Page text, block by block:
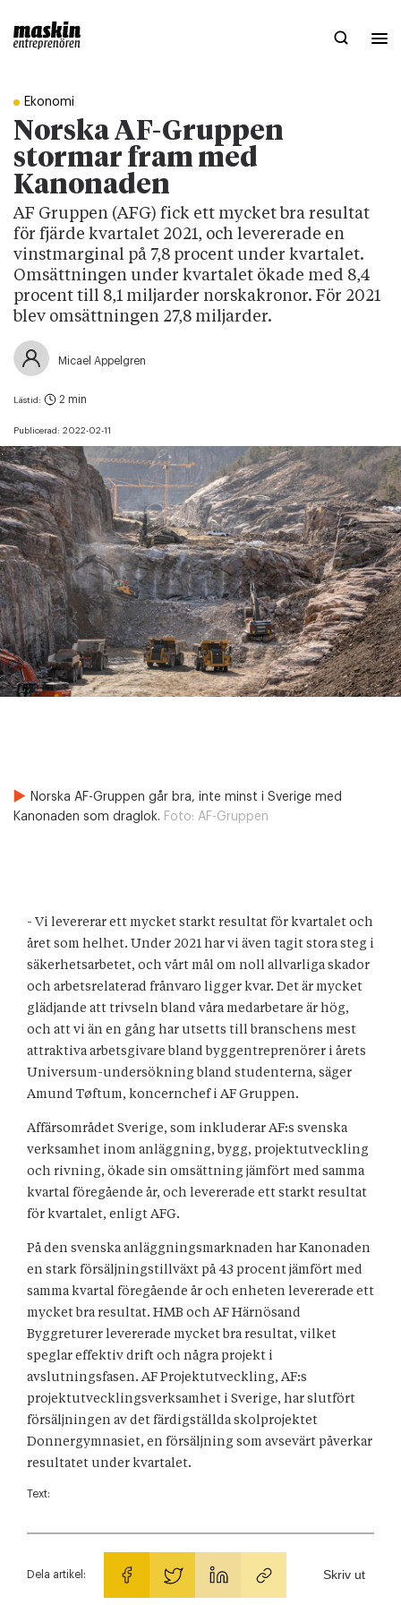
Ekonomi
Norska AF-Gruppen
stormar fram med
Kanonaden
AF Gruppen (AFG) fick ett mycket bra resultat
för fjärde kvartalet 2021, och levererade en
vinstmarginal på 7,8 procent under kvartalet.
Omsättningen under kvartalet ökade med 8,4
procent till 8,1 miljarder norskakronor. För 2021
blev omsättningen 27,8 miljarder.
Micael Appelgren
Publicerad: 2022-02-11
Lästid: 2 min
Norska AF-Gruppen går bra, inte minst i Sverige med
Kanonaden som draglok. Foto: AF-Gruppen
- Vi levererar ett mycket starkt resultat för kvartalet och
året som helhet. Under 2021 har vi även tagit stora steg i
säkerhetsarbetet, och vårt mål om noll allvarliga skador
och arbetsrelaterad frånvaro ligger kvar. Det är mycket
glädjande att trivseln bland våra medarbetare är hög,
och att vi än en gång har utsetts till branschens mest
attraktiva arbetsgivare bland byggentreprenörer i årets
Universum-undersökning bland studenterna, säger
Amund Tøftum, koncernchef i AF Gruppen.
Affärsområdet Sverige, som inkluderar AF:s svenska
verksamhet inom anläggning, bygg, projektutveckling
och rivning, ökade sin omsättning jämfört med samma
kvartal föregående år, och levererade ett starkt resultat
för kvartalet, enligt AFG.
På den svenska anläggningsmarknaden har Kanonaden
en stark försäljningstillväxt på 43 procent jämfört med
samma kvartal föregående år och enheten levererade ett
mycket bra resultat. HMB och AF Härnösand
Byggreturer levererade mycket bra resultat, vilket
speglar effektiv drift och några projekt i
avslutningsfasen. AF Projektutveckling, AF:s
projektutvecklingsverksamhet i Sverige, har slutfört
försäljningen av det färdigställda skolprojektet
Donnergymnasiet, en försäljning som avsevärt påverkar
resultatet under kvartalet.
Text:
Dela artikel: Skriv ut